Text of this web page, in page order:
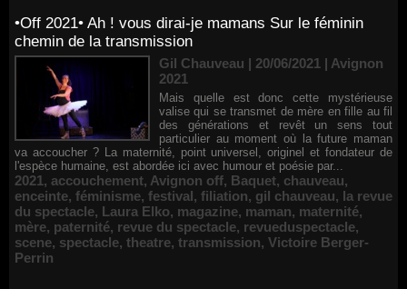
•Off 2021• Ah ! vous dirai-je mamans Sur le féminin
chemin de la transmission
Gil Chauveau | 20/06/2021 | Avignon
2021
Mais quelle est donc cette mystérieuse
valise qui se transmet de mère en fille au fil
des générations et revêt un sens tout
particulier au moment où la future maman
va accoucher ? La maternité, point universel, originel et fondateur de
l'espèce humaine, est abordée ici avec humour et poésie par...
2021, accouchement, Avignon off, Baquet, chauveau,
enceinte, féminisme, festival, filiation, gil chauveau, la revue
du spectacle, Laura Elko, magazine, maman, maternité,
mère, paternité, revue du spectacle, revueduspectacle,
scene, spectacle, theatre, transmission, Victoire Berger-
Perrin